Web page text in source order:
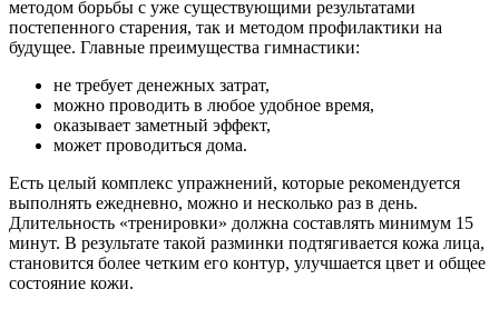
методом борьбы с уже существующими результатами
постепенного старения, так и методом профилактики на
будущее. Главные преимущества гимнастики:
не требует денежных затрат,
можно проводить в любое удобное время,
оказывает заметный эффект,
может проводиться дома.
Есть целый комплекс упражнений, которые рекомендуется
выполнять ежедневно, можно и несколько раз в день.
Длительность «тренировки» должна составлять минимум 15
минут. В результате такой разминки подтягивается кожа лица,
становится более четким его контур, улучшается цвет и общее
состояние кожи.